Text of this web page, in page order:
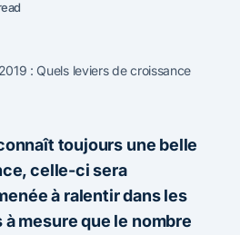
2019 : Quels leviers de croissance
toujours une belle
celle-ci sera
à ralentir dans les
mesure que le nombre